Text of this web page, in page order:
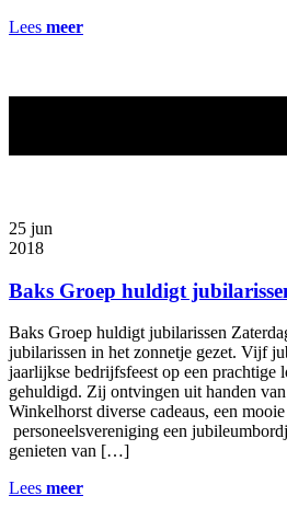
Lees meer
25 jun
2018
Baks Groep huldigt
Baks Groep huldigt jubilarissen
jubilarissen in het zonnetje gezet. Vijf
jaarlijkse bedrijfsfeest op een prachtige
gehuldigd. Zij ontvingen uit handen
Winkelhorst diverse cadeaus, een
personeelsvereniging een
genieten van […]
Lees meer